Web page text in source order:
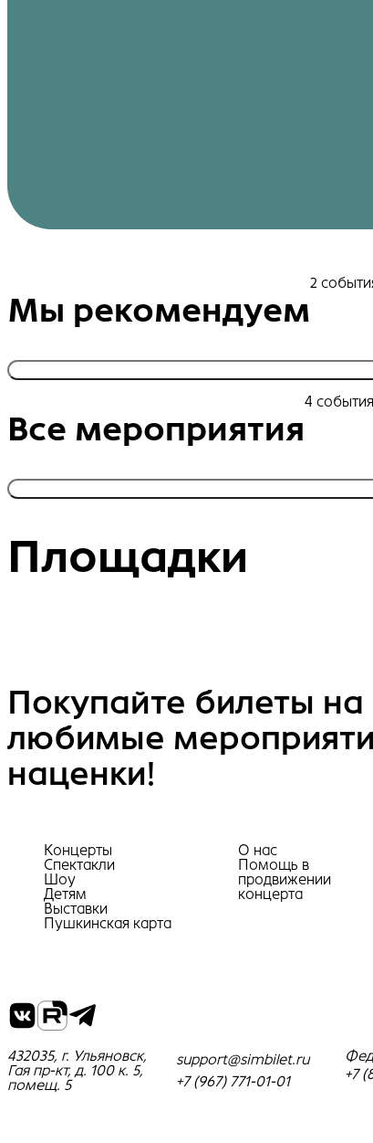
Мы рекомендуем
2
Все мероприятия
4 события
Площадки
Покупайте билеты на
любимые
наценки!
Концерты
Спектакли
Шоу
Детям
Выставки
Пушкинская карта
О нас
Помощь в
продвижении
концерта
432035, г. Ульяновск,
Гая пр-кт, д. 100 к. 5,
помещ. 5
support@simbilet.ru
+7 (967) 771-01-01
+7